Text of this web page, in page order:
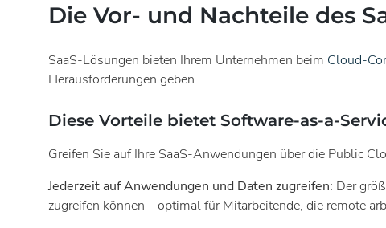
Die Vor- und Nachteile des
SaaS-Lösungen bieten Ihrem Unternehmen beim Cloud-
Herausforderungen geben.
Diese Vorteile bietet Software-as-a-
Greifen Sie auf Ihre SaaS-Anwendungen über die Public
Jederzeit auf Anwendungen und Daten zugreifen: Der
zugreifen können – optimal für Mitarbeitende, die remote